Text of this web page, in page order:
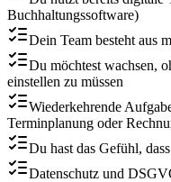
Buchhaltungssoftware)
Dein Team besteht aus
Du möchtest wachsen,
einstellen zu müssen
Wiederkehrende
Terminplanung oder
Du hast das Gefühl,
Datenschutz und